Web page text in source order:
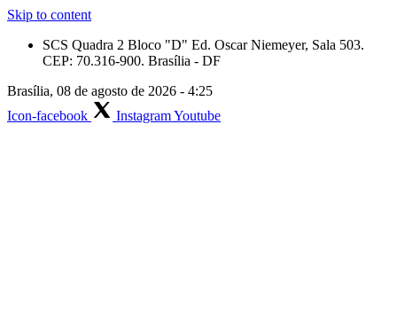
Skip to content
SCS Quadra 2 Bloco "D" Ed. Oscar Niemeyer, Sala 503.
CEP: 70.316-900. Brasília - DF
Brasília, 08 de agosto de 2026 - 4:25
Icon-facebook
InstagramYoutube